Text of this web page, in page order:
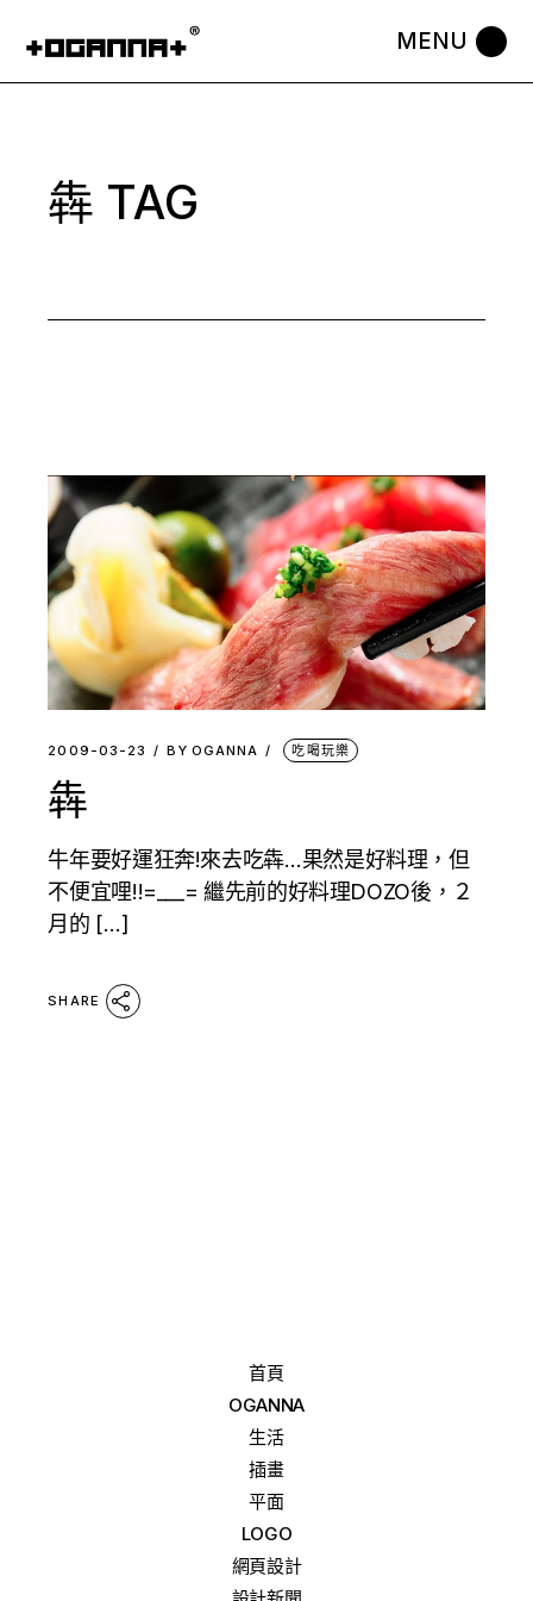
the
犇 TAG
2009-03-23 BY OGANNA 吃喝玩樂
犇
牛年要好運狂奔!來去吃犇…果然是好料理，但
不便宜哩!!=___= 繼先前的好料理DOZO後，２
月的 […]
SHARE
首頁
OGANNA
生活
插畫
平面
LOGO
網頁設計